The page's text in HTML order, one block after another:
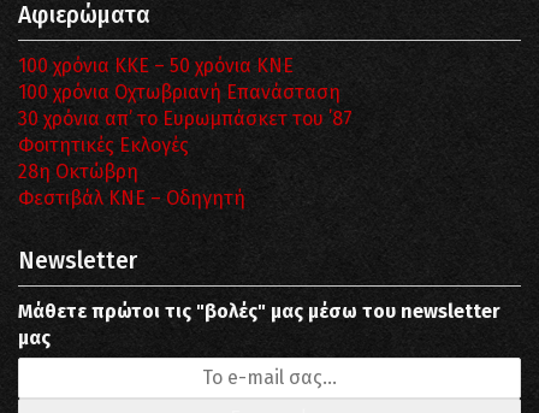
Αφιερώματα
100 χρόνια ΚΚΕ – 50 χρόνια ΚΝΕ
100 χρόνια Οχτωβριανή Επανάσταση
30 χρόνια απ’ το Ευρωμπάσκετ του ΄87
Φοιτητικές Εκλογές
28η Οκτώβρη
Φεστιβάλ ΚΝΕ – Οδηγητή
Newsletter
Μάθετε πρώτοι τις "βολές" μας μέσω του newsletter
μας